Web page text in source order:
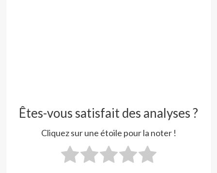
Êtes-vous satisfait des analyses ?
Cliquez sur une étoile pour la noter !